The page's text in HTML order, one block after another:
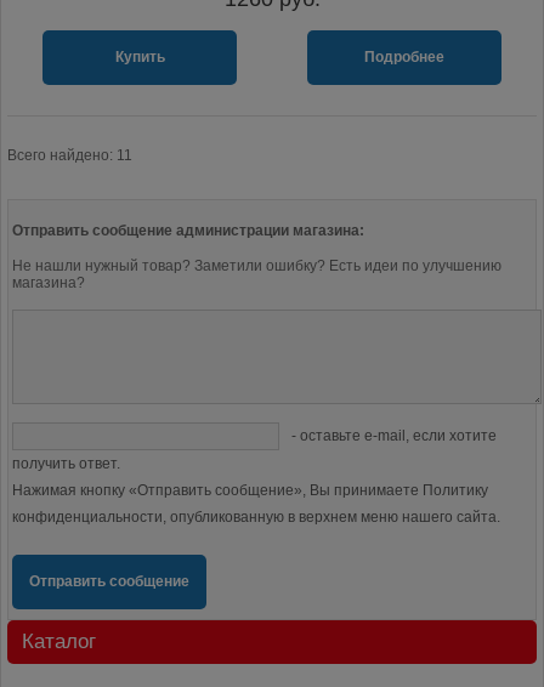
Купить Подробнее
Всего найдено: 11
Отправить сообщение администрации магазина:
Не нашли нужный товар? Заметили ошибку? Есть идеи по улучшению
магазина?
- оставьте e-mail, если хотите
получить ответ.
Нажимая кнопку «Отправить сообщение», Вы принимаете Политику
конфиденциальности, опубликованную в верхнем меню нашего сайта.
Отправить сообщение
Каталог